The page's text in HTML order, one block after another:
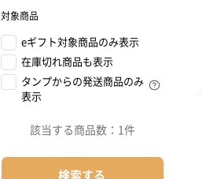
対象商品
eギフト対象商品のみ表示
在庫切れ商品も表示
タンプからの発送商品のみ
表示
該当する商品数： 1件
検索する